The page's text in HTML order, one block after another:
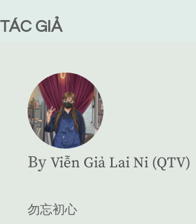
TÁC GIẢ
By Viễn Giả Lai Ni (QTV)
勿忘初心